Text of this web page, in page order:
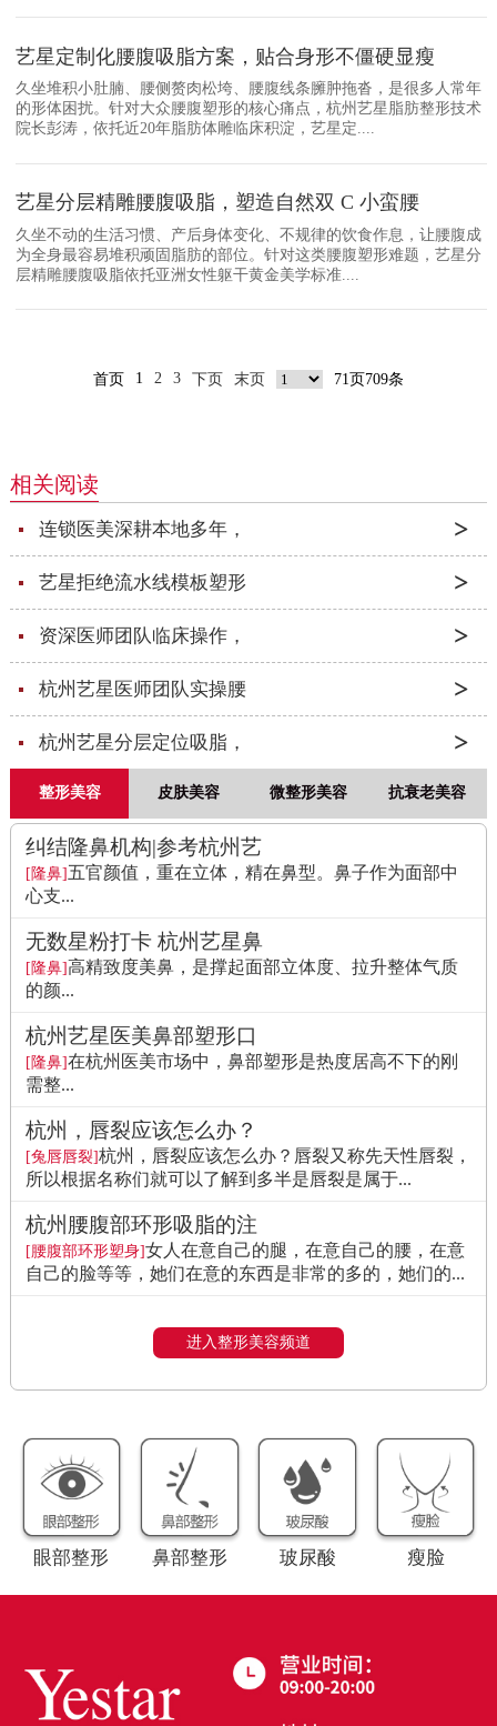
艺星定制化腰腹吸脂方案，贴合身形不僵硬显瘦
久坐堆积小肚腩、腰侧赘肉松垮、腰腹线条臃肿拖沓，是很多人常年
的形体困扰。针对大众腰腹塑形的核心痛点，杭州艺星脂肪整形技术
院长彭涛，依托近20年脂肪体雕临床积淀，艺星定....
艺星分层精雕腰腹吸脂，塑造自然双 C 小蛮腰
久坐不动的生活习惯、产后身体变化、不规律的饮食作息，让腰腹成
为全身最容易堆积顽固脂肪的部位。针对这类腰腹塑形难题，艺星分
层精雕腰腹吸脂依托亚洲女性躯干黄金美学标准....
首页 1 2 3 下页 末页 71页709条
相关阅读
连锁医美深耕本地多年，
艺星拒绝流水线模板塑形
资深医师团队临床操作，
杭州艺星医师团队实操腰
杭州艺星分层定位吸脂，
整形美容 皮肤美容 微整形美容 抗衰老美容
纠结隆鼻机构|参考杭州艺
[隆鼻]五官颜值，重在立体，精在鼻型。鼻子作为面部中
心支...
无数星粉打卡 杭州艺星鼻
[隆鼻]高精致度美鼻，是撑起面部立体度、拉升整体气质
的颜...
杭州艺星医美鼻部塑形口
[隆鼻]在杭州医美市场中，鼻部塑形是热度居高不下的刚
需整...
杭州，唇裂应该怎么办？
[兔唇唇裂]杭州，唇裂应该怎么办？唇裂又称先天性唇裂，
所以根据名称们就可以了解到多半是唇裂是属于...
杭州腰腹部环形吸脂的注
[腰腹部环形塑身]女人在意自己的腿，在意自己的腰，在意
自己的脸等等，她们在意的东西是非常的多的，她们的...
进入整形美容频道
眼部整形 鼻部整形 玻尿酸 瘦脸